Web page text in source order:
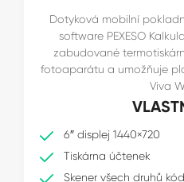
Dotyková mobilní
software PEXESO
zabudované
fotoaparátu a umožňuje
Viva
6″ displej 1440×720
Tiskárna účtenek
Skener všech druhů